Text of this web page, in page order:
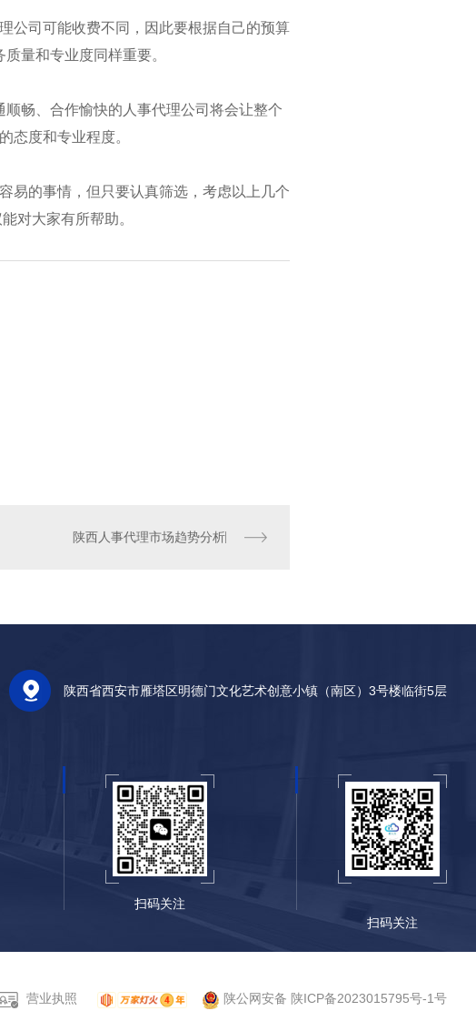
公司可能收费不同，因此要根据自己的预算
量和专业度同样重要。
畅、合作愉快的人事代理公司将会让整个
态度和专业程度。
易的事情，但只要认真筛选，考虑以上几个
对大家有所帮助。
陕西人事代理市场趋势分析
陕西省西安市雁塔区明德门文化艺术创意小镇（南区）3号楼临街5层
扫码关注
扫码关注
营业执照 陕公网安备 陕ICP备2023015795号-1号